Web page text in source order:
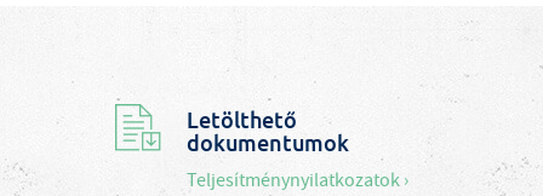
Letölthető
dokumentumok
Teljesítménynyilatkozatok ›